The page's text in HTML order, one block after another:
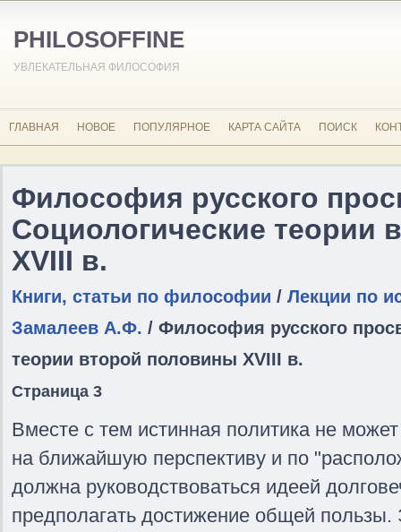
PHILOSOFFINE
УВЛЕКАТЕЛЬНАЯ ФИЛОСОФИЯ
ГЛАВНАЯ НОВОЕ ПОПУЛЯРНОЕ КАРТА САЙТА ПОИСК
Философия русского
Социологические теории
XVIII в.
Книги, статьи по философии / Лекции по
Замалеев А.Ф. / Философия русского
теории второй половины XVIII в.
Страница 3
Вместе с тем истинная политика не может
на ближайшую перспективу и по
должна руководствоваться идеей
предполагать достижение общей пользы.